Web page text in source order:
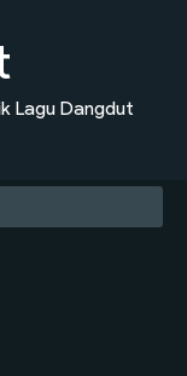
Lagu Dangdut